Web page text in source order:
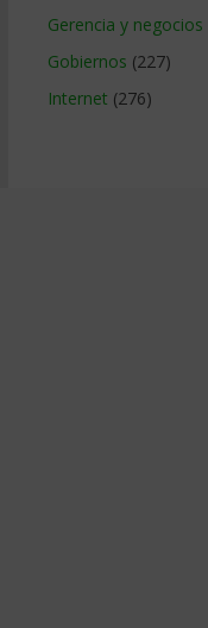
Gerencia y negocios
Gobiernos (227)
Internet (276)